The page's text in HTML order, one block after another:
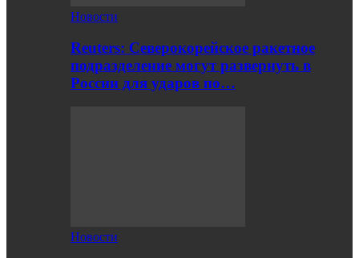
Новости
Reuters: Северокорейское ракетное
подразделение могут развернуть в
России для ударов по…
Новости